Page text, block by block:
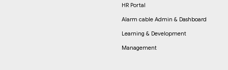
HR Portal
Alarm cable Admin & Dashboard
Learning & Development
Management